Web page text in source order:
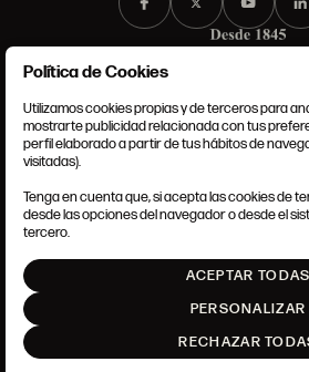
CONDICIONES
POLÍTICA DE
AJUSTE DE
Política de Cookies
Utilizamos cookies propias y de terceros para
mostrarte publicidad relacionada con tus
perfil elaborado a partir de tus hábitos de
visitadas).
Tenga en cuenta que, si acepta las cookies de
desde las opciones del navegador o desde el
tercero.
ACEPTAR TODAS
PERSONALIZAR
RECHAZAR